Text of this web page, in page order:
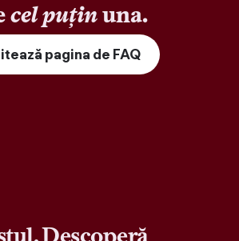
cel puținuna.
pagina de FAQ
Descoperă